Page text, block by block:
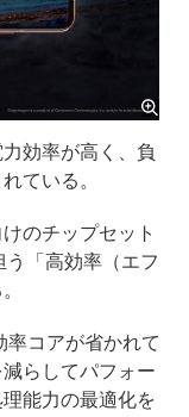
効率が高く、負
ている。
のチップセット
「高効率（エフ
コアが省かれて
らしてパフォー
能力の最適化を